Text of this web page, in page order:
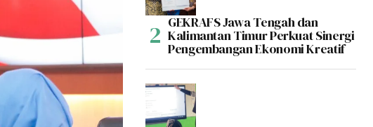
GEKRAFS Jawa Tengah dan
Kalimantan Timur Perkuat Sinergi
Pengembangan Ekonomi Kreatif